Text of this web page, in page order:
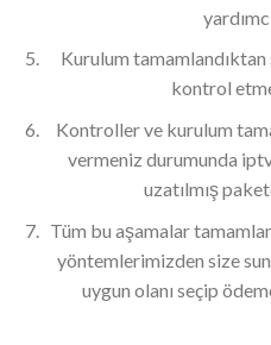
Kurulum tamamlandıktan
kontrol
Kontroller ve kurulum
vermeniz durumunda
uzatılmış
Tüm bu aşamalar
yöntemlerimizden size
uygun olanı seçip